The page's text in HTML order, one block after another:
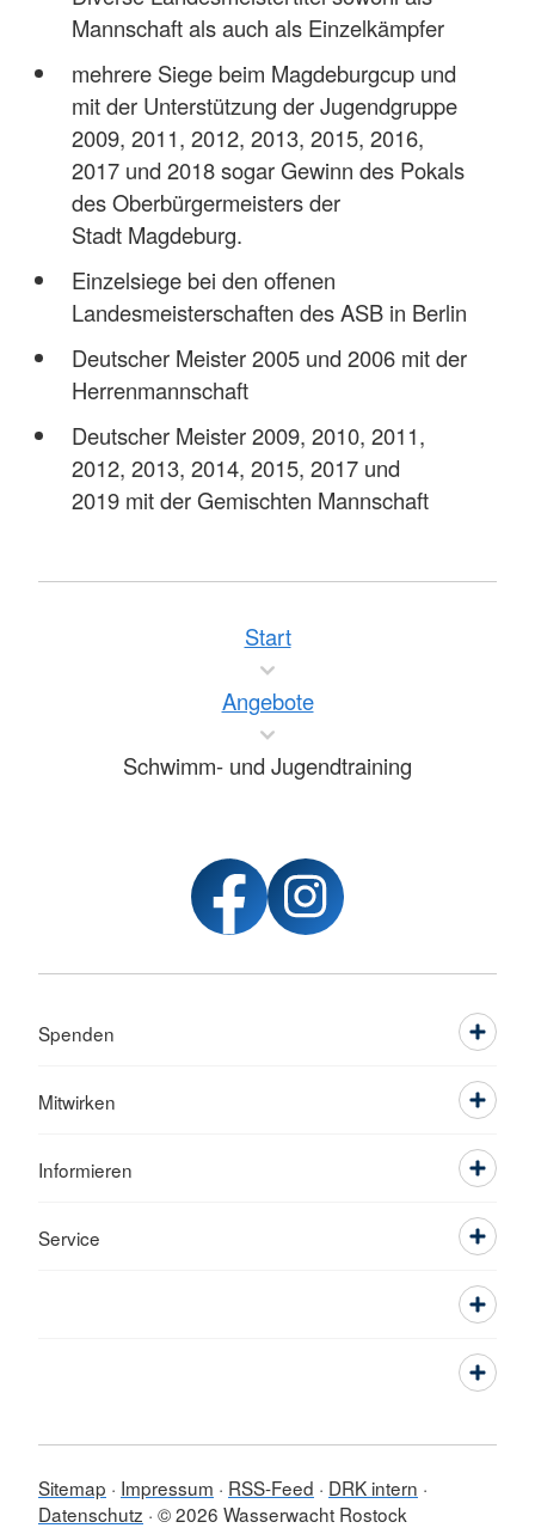
Mannschaft als auch als Einzelkämpfer
mehrere Siege beim Magdeburgcup und
mit der Unterstützung der Jugendgruppe
2009, 2011, 2012, 2013, 2015, 2016,
2017 und 2018 sogar Gewinn des Pokals
des Oberbürgermeisters der
Stadt Magdeburg.
Einzelsiege bei den offenen
Landesmeisterschaften des ASB in Berlin
Deutscher Meister 2005 und 2006 mit der
Herrenmannschaft
Deutscher Meister 2009, 2010, 2011,
2012, 2013, 2014, 2015, 2017 und
2019 mit der Gemischten Mannschaft
Start
Angebote
Schwimm- und Jugendtraining
Spenden
Mitwirken
Informieren
Service
Sitemap Impressum RSS-Feed
DRK intern
Datenschutz © 2026 Wasserwacht Rostock